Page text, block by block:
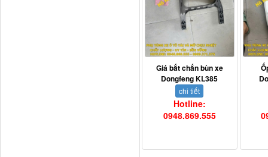
Giá bắt chắn bùn xe
Dongfeng KL385
chi tiết
Hotline:
0948.869.555